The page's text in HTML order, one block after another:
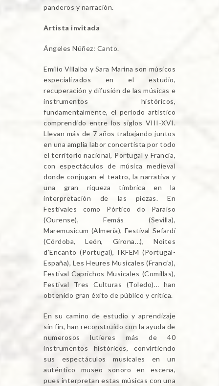
panderos y narración.
Artista invitada
Ángeles Núñez: Canto.
Emilio Villalba y Sara Marina son músicos
especializados en el estudio,
recuperación y difusión de las músicas e
instrumentos históricos,
fundamentalmente, el periodo artístico
comprendido entre los siglos VIII-XVI.
Llevan más de 7 años trabajando juntos
en una amplia labor concertista por todo
el territorio nacional, Portugal y Francia,
con espectáculos de música medieval
donde conjugan el teatro, la narrativa y
una gran riqueza tímbrica en la
interpretación de las piezas. En
Festivales como Pórtico do Paraíso
(Ourense), Femás (Sevilla),
Maremusicum (Almería), Festival Sefardí
(Córdoba, León, Girona…), Noites
d’Encanto (Portugal), IKFEM (Portugal-
España), Les Heures Musicales (Francia),
Festival Caprichos Musicales (Comillas),
Festival Tres Culturas (Toledo)… han
obtenido gran éxito de público y crítica.
En su camino de estudio y aprendizaje
sin fin, han reconstruido con la ayuda de
numerosos lutieres más de 40
instrumentos históricos, convirtiendo
sus espectáculos musicales en un
auténtico museo sonoro en escena,
pues interpretan estas músicas con una